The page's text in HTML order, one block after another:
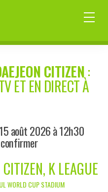
CITIZEN:
ET EN DIRECT À
août 2026 à 12h30
K LEAGUE
WORLD CUP STADIUM